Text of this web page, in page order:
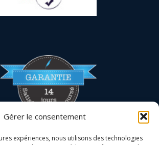
Gérer le consentement
expériences, nous utilisons des technologies